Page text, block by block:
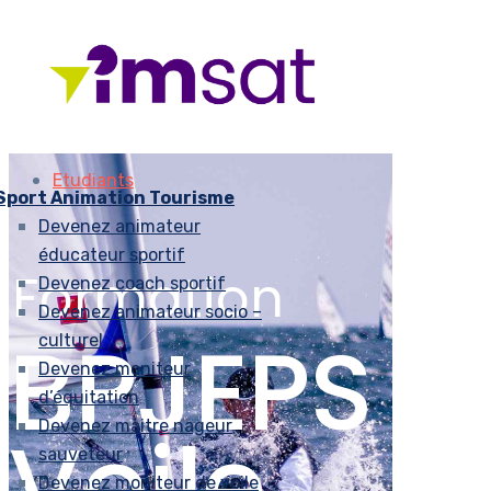
Etudiants
Animation Tourisme
Devenez animateur
éducateur sportif
Devenez coach sportif
Devenez animateur socio –
culturel
Devenez moniteur
d’équitation
Devenez maitre nageur
sauveteur
Devenez moniteur de voile
Formation
BPJEPS